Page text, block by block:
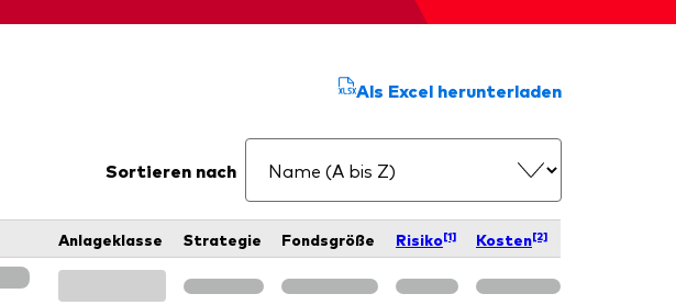
Als Excel herunterladen
Sortieren nach
Anlageklasse Strategie Fondsgröße Risiko[1] Kosten[2]